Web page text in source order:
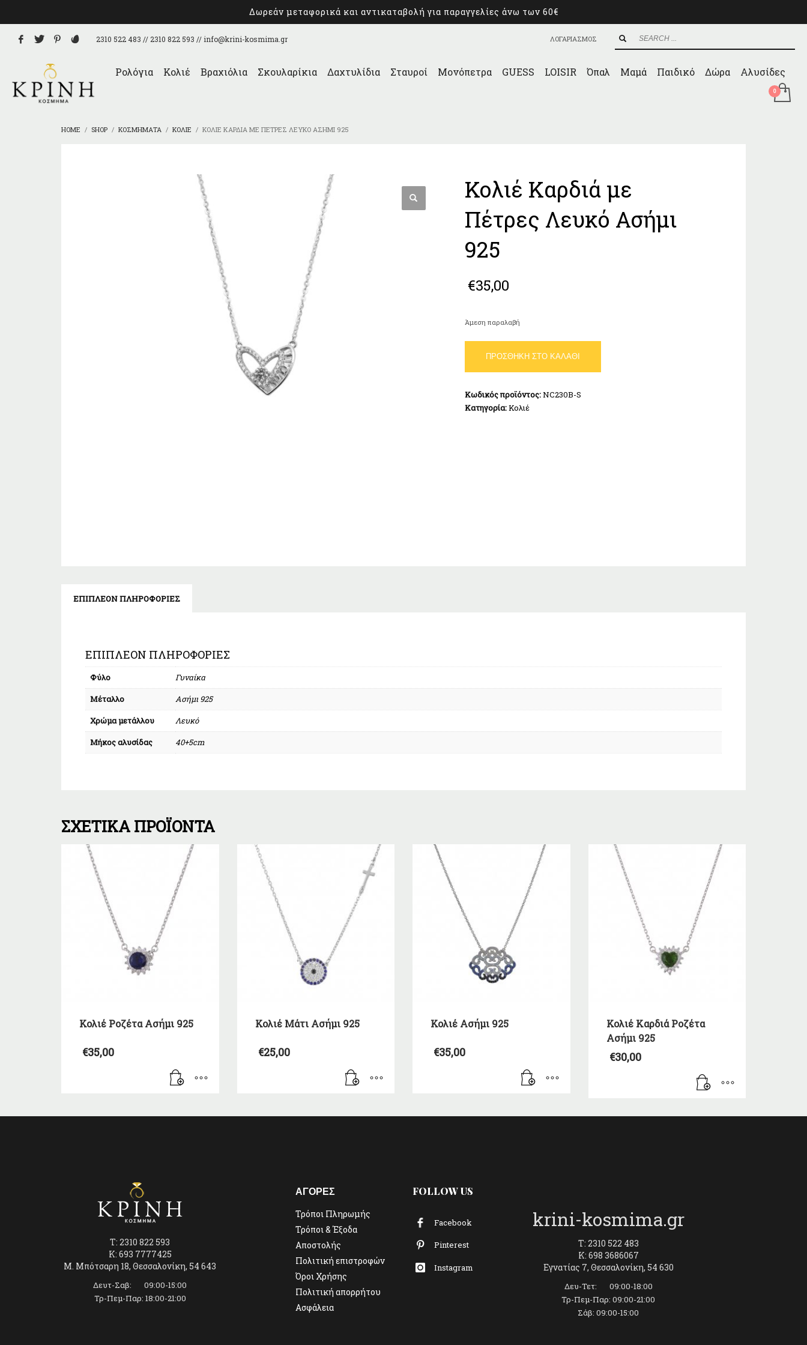
Δωρεάν μεταφορικά και αντικαταβολή για παραγγελίες άνω των 60€
2310 522 483 // 2310 822 593 // info@krini-kosmima.gr ΛΟΓΑΡΙΑΣΜΟΣ
Ρολόγια Κολιέ Βραχιόλια Σκουλαρίκια Δαχτυλίδια Σταυροί Μονόπετρα GUESS LOISIR Όπαλ Μαμά Παιδικό Δώρα Αλυσίδες
HOME SHOP ΚΟΣΜΉΜΑΤΑ ΚΟΛΙΈ ΚΟΛΙΈ ΚΑΡΔΙΆ ΜΕ ΠΈΤΡΕΣ ΛΕΥΚΌ ΑΣΉΜΙ 925
Κολιέ Καρδιά με
Πέτρες Λευκό Ασήμι
925
€35,00
Άμεση παραλαβή
Καρδιά
με
Λευκό
Ασήμι
ΠΡΟΣΘΉΚΗ ΣΤΟ ΚΑΛΆΘΙ
Κωδικός προϊόντος:NC230B-S
Κατηγορία:Κολιέ
ΕΠΙΠΛΈΟΝ ΠΛΗΡΟΦΟΡΊΕΣ
ΕΠΙΠΛΈΟΝ ΠΛΗΡΟΦΟΡΊΕΣ
Φύλο
Γυναίκα
Μέταλλο
Ασήμι 925
Χρώμα μετάλλου
Λευκό
Μήκος αλυσίδας
40+5cm
ΣΧΕΤΙΚΆ ΠΡΟΪΌΝΤΑ
Κολιέ Ροζέτα Ασήμι 925
€35,00
Κολιέ Μάτι Ασήμι 925
€25,00
Κολιέ Ασήμι 925
€35,00
Κολιέ Καρδιά Ροζέτα
Ασήμι 925
€30,00
T: 2310 822 593
K: 693 7777425
Μ. Μπότσαρη 18, Θεσσαλονίκη, 54 643
Δευτ-Σαβ: 09:00-15:00
Τρ-Πεμ-Παρ: 18:00-21:00
ΑΓΟΡΕΣ
Τρόποι Πληρωμής
Τρόποι & Έξοδα
Αποστολής
Πολιτική επιστροφών
Όροι Χρήσης
Πολιτική απορρήτου
Ασφάλεια
FOLLOW US
Facebook
Pinterest
Instagram
krini-kosmima.gr
T: 2310 522 483
K: 698 3686067
Εγνατίας 7, Θεσσαλονίκη, 54 630
Δευ-Τετ: 09:00-18:00
Τρ-Πεμ-Παρ: 09:00-21:00
Σάβ: 09:00-15:00